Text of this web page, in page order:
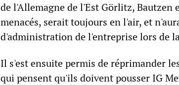
de l'Allemagne de l'Est Görlitz,
menacés, serait toujours en l'air, et
d'administration de l'entreprise lors de
Il s'est ensuite permis de réprimander
qui pensent qu'ils doivent pousser IG